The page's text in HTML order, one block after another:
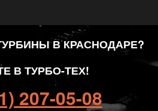
В КРАСНОДАРЕ?
В ТУРБО-ТЕХ!
207-05-08